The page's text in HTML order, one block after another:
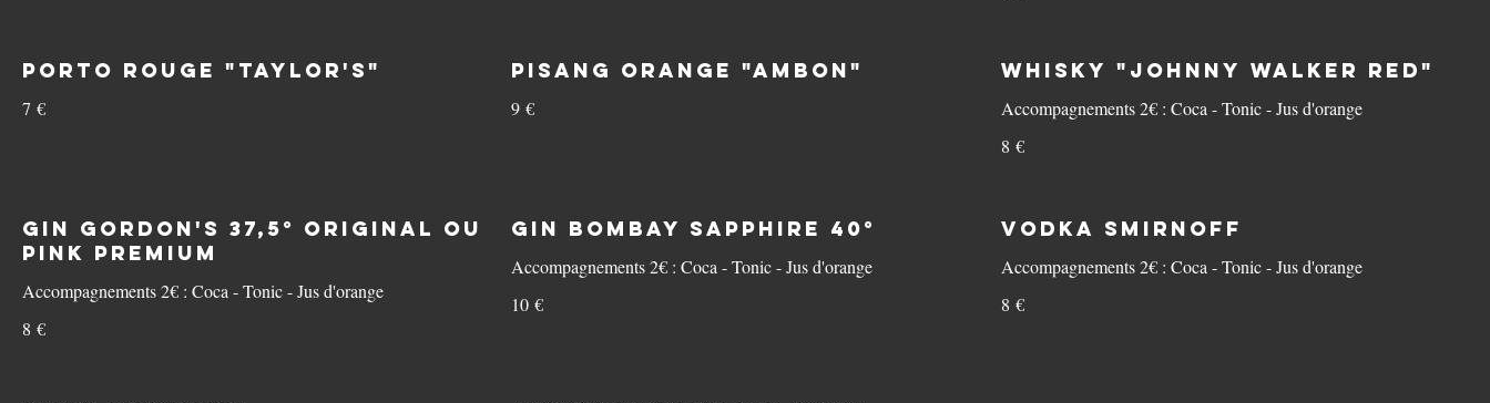
Porto rouge "Taylor's"
7 €
Pisang orange "Ambon"
9 €
Whisky "Johnny Walker Red"
Accompagnements 2€ : Coca - Tonic - Jus d'orange
8 €
Gin Gordon's 37,5° Original OU
Pink Premium
Accompagnements 2€ : Coca - Tonic - Jus d'orange
8 €
Gin Bombay Sapphire 40°
Accompagnements 2€ : Coca - Tonic - Jus d'orange
10 €
Vodka Smirnoff
Accompagnements 2€ : Coca - Tonic - Jus d'orange
8 €